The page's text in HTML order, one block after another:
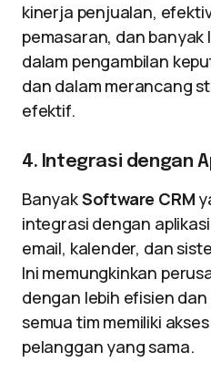
kinerja penjualan,
pemasaran, dan banyak
dalam pengambilan
dan dalam merancang
efektif.
4. Integrasi dengan
BanyakSoftware CRM
integrasi dengan
email, kalender, dan
Ini memungkinkan
dengan lebih efisien
semua tim memiliki
pelanggan yang sama.